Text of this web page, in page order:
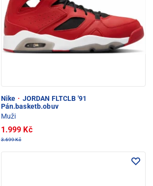
Nike · JORDAN FLTCLB '91
Pán.basketb.obuv
Muži
1.999 Kč
3.699 Kč